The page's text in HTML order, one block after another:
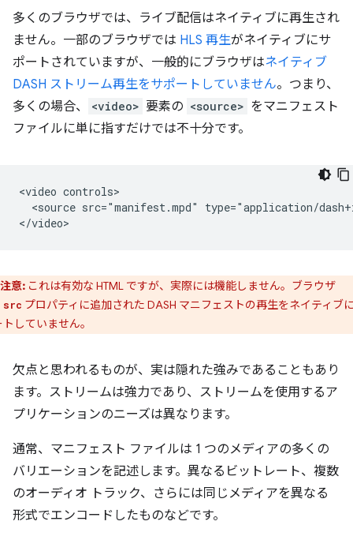
多くのブラウザでは、ライブ配信はネイティブに再生され
ません。一部のブラウザでは HLS 再生がネイティブにサ
ポートされていますが、一般的にブラウザはネイティブ
DASH ストリーム再生をサポートしていません。つまり、
多くの場合、
<video> 要素の <source> をマニフェスト
ファイルに単に指すだけでは不十分です。
<video controls>
<source src="manifest.mpd" type="application/
注意: これは有効な HTML ですが、実際には機能しません。ブラウザ
src プロパティに追加された DASH マニフェストの再生をネイティブ
していません。
欠点と思われるものが、実は隠れた強みであることもあり
ます。ストリームは強力であり、ストリームを使用するア
プリケーションのニーズは異なります。
通常、マニフェスト ファイルは 1 つのメディアの多くの
バリエーションを記述します。異なるビットレート、複数
のオーディオ トラック、さらには同じメディアを異なる
形式でエンコードしたものなどです。